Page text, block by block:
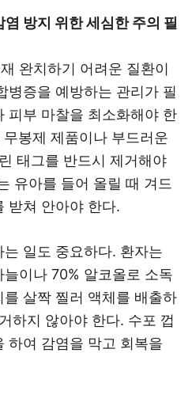
방지 위한 세심한 주의 필
완치하기 어려운 질환이
병증을 예방하는 관리가 필
피부 마찰을 최소화해야 한
봉제 제품이나 부드러운
태그를 반드시 제거해야
유아를 들어 올릴 때 겨드
받쳐 안아야 한다.
일도 중요하다. 환자는
이나 70% 알코올로 소독
살짝 찔러 액체를 배출하
하지 않아야 한다. 수포 껍
하여 감염을 막고 회복을